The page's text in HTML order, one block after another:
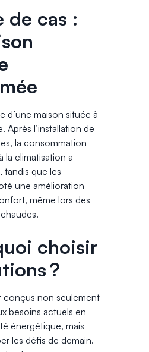
de cas :
d’une maison située à
Après l’installation de
la consommation
la climatisation a
tandis que les
une amélioration
même lors des
choisir
?
conçus non seulement
besoins actuels en
énergétique, mais
les défis de demain.